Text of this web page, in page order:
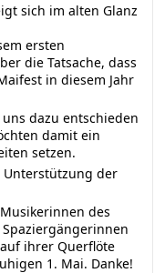
sich im alten Glanz
ersten
die Tatsache, dass
in diesem Jahr
dazu entschieden
damit ein
setzen.
der
des
ihrer Querflöte
1. Mai. Danke!